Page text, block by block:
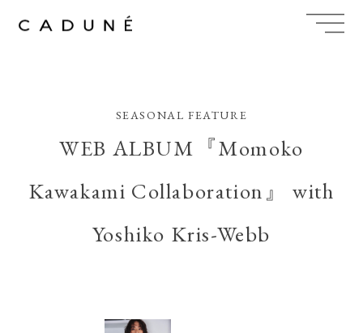
content
SEASONAL FEATURE
WEB ALBUM『Momoko
Kawakami Collaboration』 with
Yoshiko Kris-Webb